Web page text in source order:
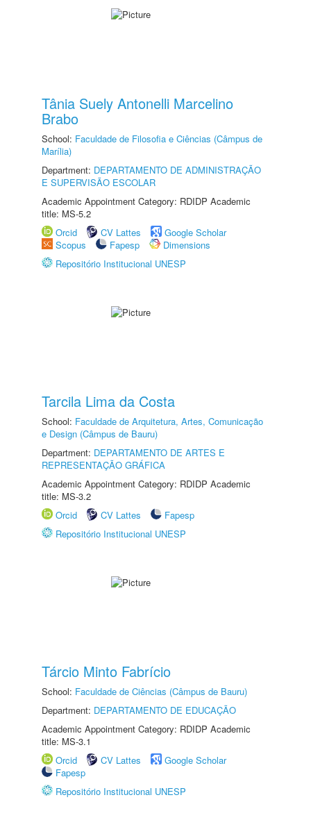
Tânia Suely Antonelli Marcelino
Brabo
School: Faculdade de Filosofia e Ciências (Câmpus de
Marília)
Department: DEPARTAMENTO DE ADMINISTRAÇÃO
E SUPERVISÃO ESCOLAR
Academic Appointment Category: RDIDP Academic
title: MS-5.2
Orcid
CV Lattes
Google Scholar
Scopus
Fapesp
Dimensions
Repositório Institucional UNESP
Tarcila Lima da Costa
School: Faculdade de Arquitetura, Artes, Comunicação
e Design (Câmpus de Bauru)
Department: DEPARTAMENTO DE ARTES E
REPRESENTAÇÃO GRÁFICA
Academic Appointment Category: RDIDP Academic
title: MS-3.2
Orcid
CV Lattes
Fapesp
Repositório Institucional UNESP
Tárcio Minto Fabrício
School: Faculdade de Ciências (Câmpus de Bauru)
Department: DEPARTAMENTO DE EDUCAÇÃO
Academic Appointment Category: RDIDP Academic
title: MS-3.1
Orcid
CV Lattes
Google Scholar
Fapesp
Repositório Institucional UNESP